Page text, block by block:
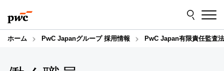
to
content
to
footer
ホーム PwC Japanグループ 採用情報 PwC Japan有限責任監査